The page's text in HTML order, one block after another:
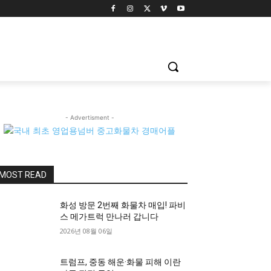
- Advertisment -
READ
화성 방문 2번째 화물차 매입! 파비
스 메가트럭 만나러 갑니다
2026년 08월 06일
트럼프, 중동 해운·화물 피해 이란